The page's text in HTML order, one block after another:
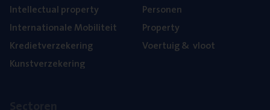
Intel­lec­tu­al property
Inter­na­ti­o­na­le Mobiliteit
Kre­diet­ver­ze­ke­ring
Kunst­ver­ze­ke­ring
Per­so­nen
Pro­per­ty
Voer­tuig& vloot